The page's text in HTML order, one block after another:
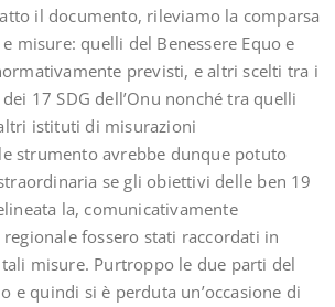
il documento, rileviamo la comparsa
misure: quelli del Benessere Equo e
previsti, e altri scelti tra i
17 SDG dell’Onu nonché tra quelli
istituti di misurazioni
strumento avrebbe dunque potuto
se gli obiettivi delle ben 19
la, comunicativamente
fossero stati raccordati in
misure. Purtroppo le due parti del
e quindi si è perduta un’occasione di